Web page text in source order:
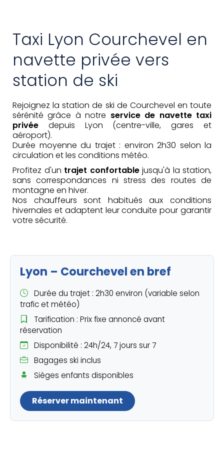
Taxi Lyon Courchevel en
navette privée vers
station de ski
Rejoignez la station de ski de Courchevel en toute
sérénité grâce à notre service de navette taxi
privée depuis Lyon (centre-ville, gares et
aéroport).
Durée moyenne du trajet : environ 2h30 selon la
circulation et les conditions météo.
Profitez d'un trajet confortablejusqu'à la station,
sans correspondances ni stress des routes de
montagne en hiver.
Nos chauffeurs sont habitués aux conditions
hivernales et adaptent leur conduite pour garantir
votre sécurité.
Lyon – Courchevel en bref
Durée du trajet : 2h30 environ (variable selon
trafic et météo)
Tarification : Prix fixe annoncé avant
réservation
Disponibilité : 24h/24, 7 jours sur 7
Bagages ski inclus
Sièges enfants disponibles
Réserver maintenant